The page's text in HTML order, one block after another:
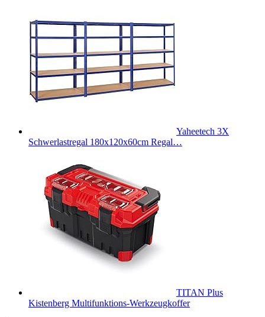
Yaheetech 3X
Schwerlastregal 180x120x60cm Regal…
TITAN Plus
Kistenberg Multifunktions-Werkzeugkoffer